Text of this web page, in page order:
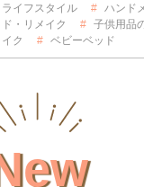
ライフスタイル
ハンド
ド・リメイク
子供用品
イク
ベビーベッド